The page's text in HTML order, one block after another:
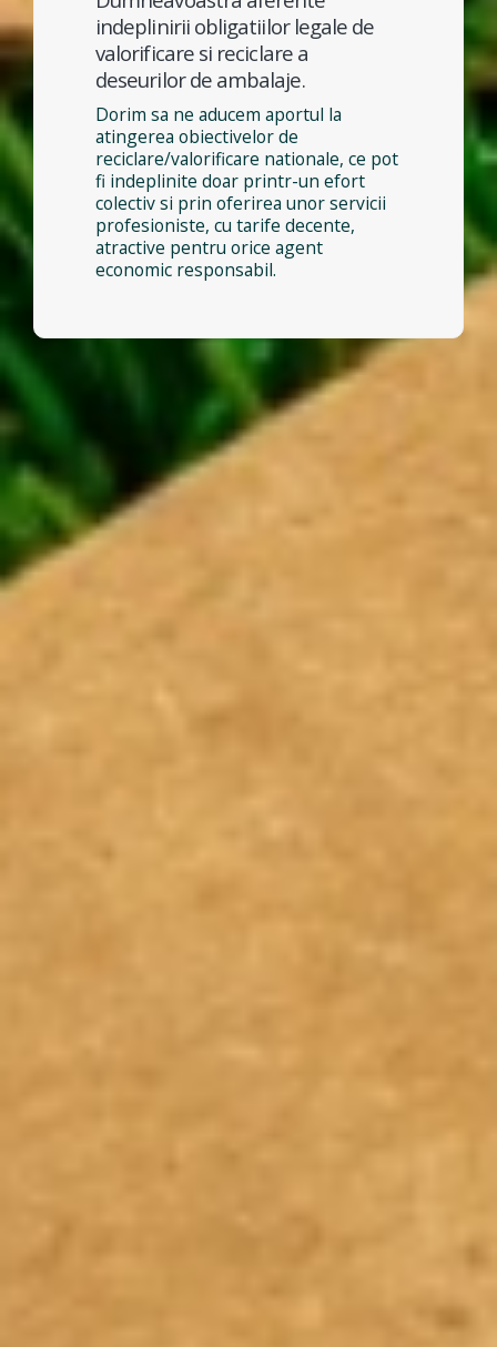
indeplinirii obligatiilor legale de
valorificare si reciclare a
deseurilor de ambalaje.
Dorim sa ne aducem aportul la
atingerea obiectivelor de
reciclare/valorificare nationale, ce pot
fi indeplinite doar printr-un efort
colectiv si prin oferirea unor servicii
profesioniste, cu tarife decente,
atractive pentru orice agent
economic responsabil.